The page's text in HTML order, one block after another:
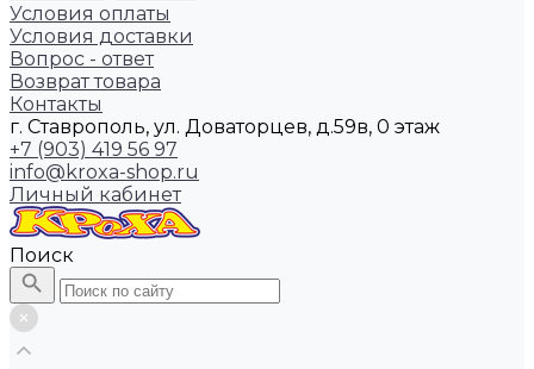
Условия оплаты
Условия доставки
Вопрос - ответ
Возврат товара
Контакты
г. Ставрополь, ул. Доваторцев, д.59в, 0 этаж
+7 (903) 419 56 97
info@kroxa-shop.ru
Личный кабинет
Поиск